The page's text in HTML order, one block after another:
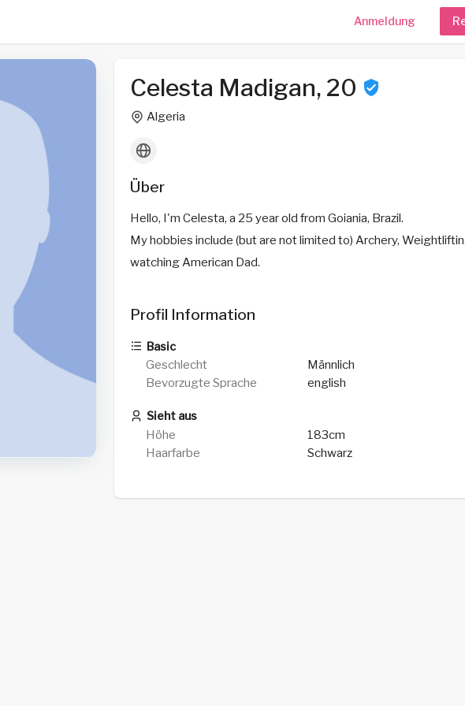
Anmeldung
Celesta Madigan, 20
Algeria
Über
Hello, I'm Celesta, a 25 year old from Goiania, Brazil.
My hobbies include (but are not limited to) Archery,
watching American Dad.
Profil Information
Basic
Geschlecht
Männlich
Bevorzugte Sprache
english
Sieht aus
Höhe
183cm
Haarfarbe
Schwarz